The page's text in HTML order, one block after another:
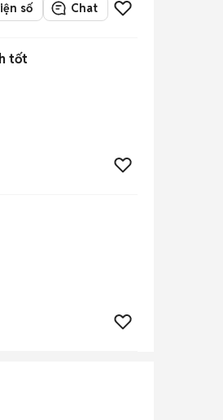
số Chat
tốt